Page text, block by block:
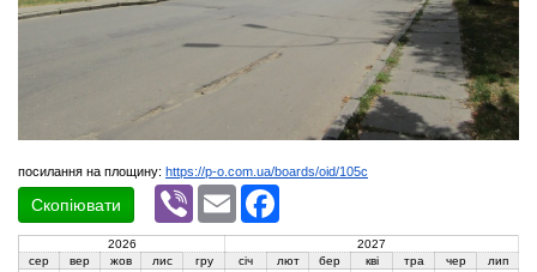
посилання на площину: https://p-o.com.ua/boards/oid/105c
Скопіювати
Viber Email
2026
2027
сер
вер жов лис гру січ лют бер кві тра чер
лип